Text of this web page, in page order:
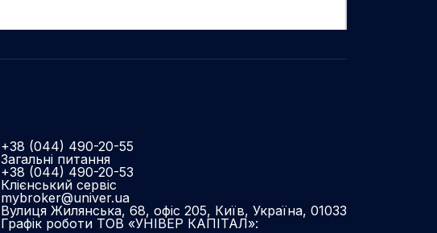
+38 (044) 490-20-55
Загальні питання
+38 (044) 490-20-53
Клієнський сервіс
mybroker@univer.ua
Вулиця Жилянська, 68, офіс 205, Київ, Україна, 01033
Графік роботи ТОВ «УНІВЕР КАПІТАЛ»: